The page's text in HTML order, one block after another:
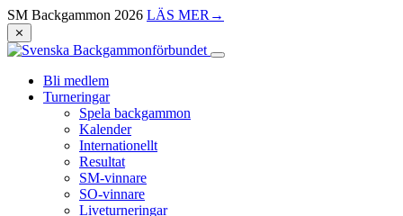
SM Backgammon 2026 LÄS MER →
⨯
Bli medlem
Turneringar
Spela backgammon
Kalender
Internationellt
Resultat
SM-vinnare
SO-vinnare
Liveturneringar